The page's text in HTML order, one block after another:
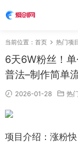
当前位置： 首页 热门项
6天6W粉丝！
普法–制作简单
2026-01-28 热
项目介绍：涨粉